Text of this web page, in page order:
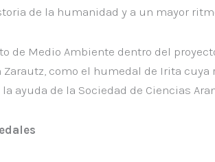
de la humanidad y a un mayor
de Medio Ambiente dentro del
como el humedal de Irita
ayuda de la Sociedad de Ciencias